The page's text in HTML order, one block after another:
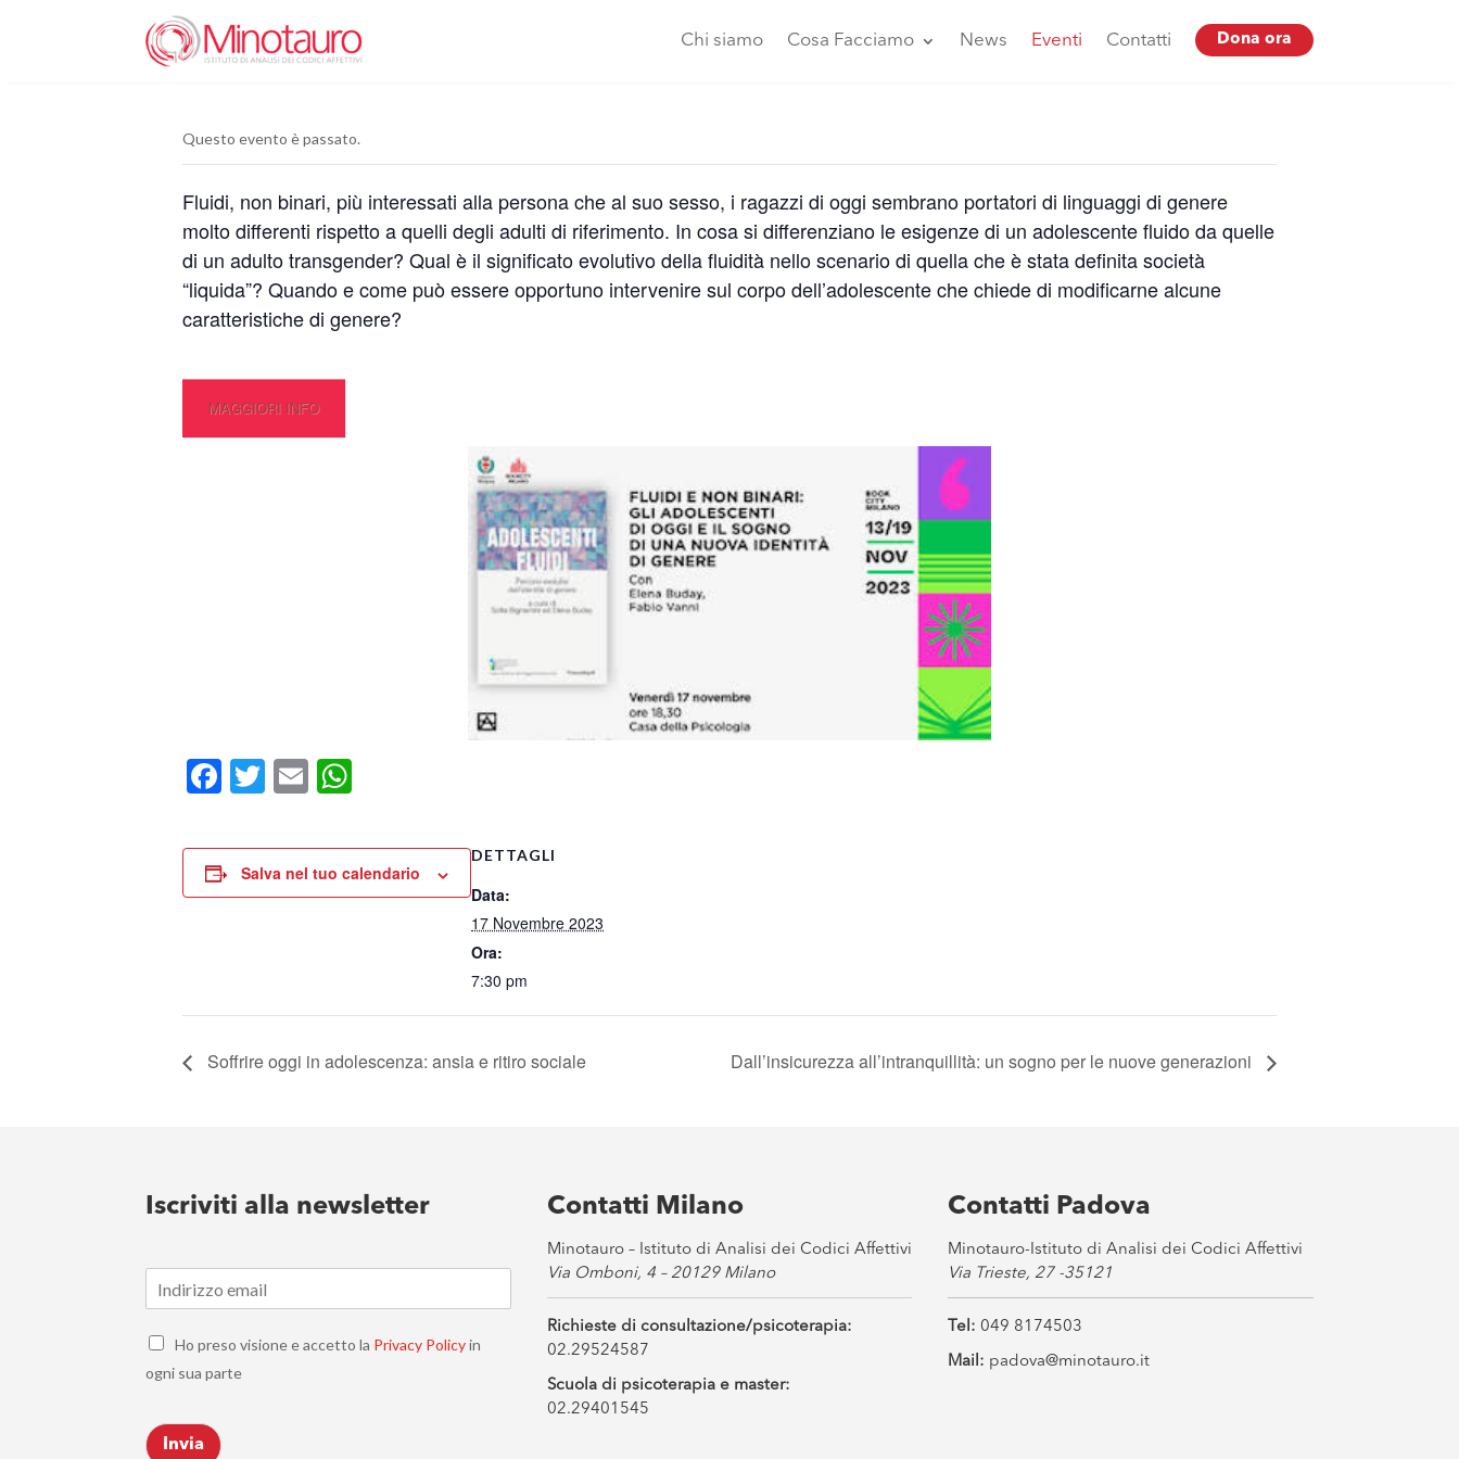
Chi siamo Cosa Facciamo News Eventi Contatti Dona ora
Questo evento è passato.
Fluidi, non binari, più interessati alla persona che al suo sesso, i ragazzi di oggi sembrano portatori di linguaggi di genere
molto differenti rispetto a quelli degli adulti di riferimento. In cosa si differenziano le esigenze di un adolescente fluido da quelle
di un adulto transgender? Qual è il significato evolutivo della fluidità nello scenario di quella che è stata definita società
“liquida”? Quando e come può essere opportuno intervenire sul corpo dell’adolescente che chiede di modificarne alcune
caratteristiche di genere?
MAGGIORI INFO
Facebook
Twitter
Email
Salva nel tuo calendario
DETTAGLI
Data:
17 Novembre 2023
Ora:
7:30 pm
Soffrire oggi in adolescenza: ansia e ritiro sociale Dall’insicurezza all’intranquillità: un sogno per le nuove generazioni
Iscriviti alla newsletter
m
i
*
C
e
k
b
Ho preso visione e accetto la Privacy Policyin
ogni sua parte
Invia
Contatti Milano
Minotauro – Istituto di Analisi dei Codici Affettivi
Via Omboni, 4 – 20129 Milano
Richieste di consultazione/psicoterapia:
02.29524587
Scuola di psicoterapia e master:
02.29401545
Contatti Padova
Minotauro-Istituto di Analisi dei Codici Affettivi
Via Trieste, 27 -35121
Tel: 049 8174503
Mail: padova@minotauro.it